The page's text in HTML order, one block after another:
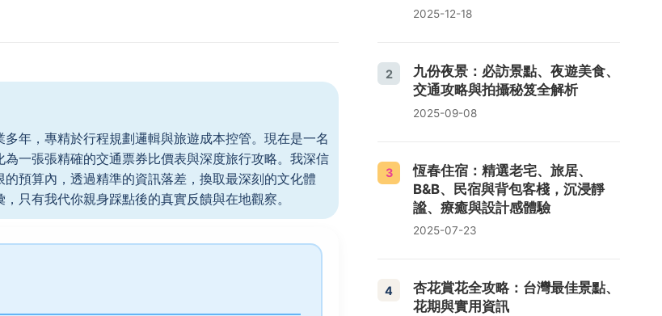
年，專精於行程規劃邏輯與旅遊成本控管。現在是一名
一張張精確的交通票券比價表與深度旅行攻略。我深信
的預算內，透過精準的資訊落差，換取最深刻的文化體
只有我代你親身踩點後的真實反饋與在地觀察。
2025-12-18
2
九份夜景：必訪景點、夜遊美食、
交通攻略與拍攝秘笈全解析
2025-09-08
3
恆春住宿：精選老宅、旅居、
B&B、民宿與背包客棧，沉浸靜
謐、療癒與設計感體驗
2025-07-23
4
杏花賞花全攻略：台灣最佳景點、
花期與實用資訊